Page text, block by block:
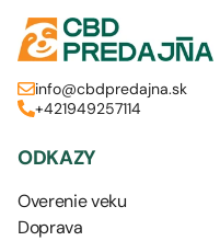
info@cbdpredajna.sk
+421949257114
ODKAZY
Overenie veku
Doprava